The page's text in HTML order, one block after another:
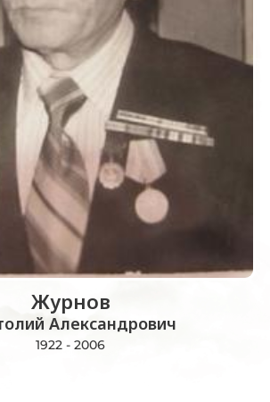
Журнов
Александрович
1922 - 2006